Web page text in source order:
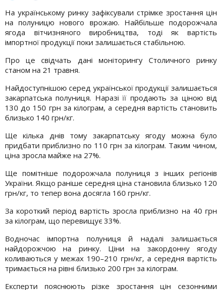
На українському ринку зафіксували стрімке зростання цін
на полуницю нового врожаю. Найбільше подорожчала
ягода вітчизняного виробництва, тоді як вартість
імпортної продукції поки залишається стабільною.
Про це свідчать дані моніторингу Столичного ринку
станом на 21 травня.
Найдоступнішою серед української продукції залишається
закарпатська полуниця. Наразі її продають за ціною від
130 до 150 грн за кілограм, а середня вартість становить
близько 140 грн/кг.
Ще кілька днів тому закарпатську ягоду можна було
придбати приблизно по 110 грн за кілограм. Таким чином,
ціна зросла майже на 27%.
Ще помітніше подорожчала полуниця з інших регіонів
України. Якщо раніше середня ціна становила близько 120
грн/кг, то тепер вона досягла 160 грн/кг.
За короткий період вартість зросла приблизно на 40 грн
за кілограм, що перевищує 33%.
Водночас імпортна полуниця й надалі залишається
найдорожчою на ринку. Ціни на закордонну ягоду
коливаються у межах 190–210 грн/кг, а середня вартість
тримається на рівні близько 200 грн за кілограм.
Експерти пояснюють різке зростання цін сезонними